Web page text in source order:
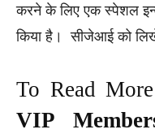
करने के लिए एक स्पेशल
किया है। सीजेआई को
To Read
VIP